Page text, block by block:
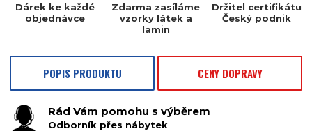
Dárek ke každé
objednávce
Zdarma zasíláme
vzorky látek a
lamin
Držitel certifikátu
Český podnik
POPIS PRODUKTU CENY DOPRAVY
Rád Vám pomohu s výběrem
Odborník přes nábytek